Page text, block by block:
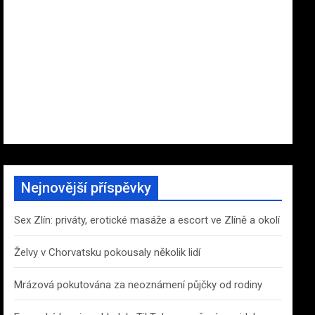
Nejnovější příspěvky
Sex Zlín: priváty, erotické masáže a escort ve Zlíně a okolí
Želvy v Chorvatsku pokousaly několik lidí
Mrázová pokutována za neoznámení půjčky od rodiny